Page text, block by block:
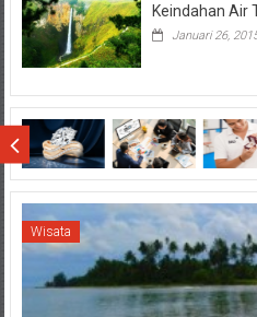
Keindahan Air
Januari 26,
Wisata